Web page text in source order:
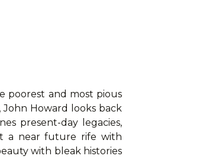
poorest and most pious
Howard looks back
present-day legacies,
a near future rife with
with bleak histories